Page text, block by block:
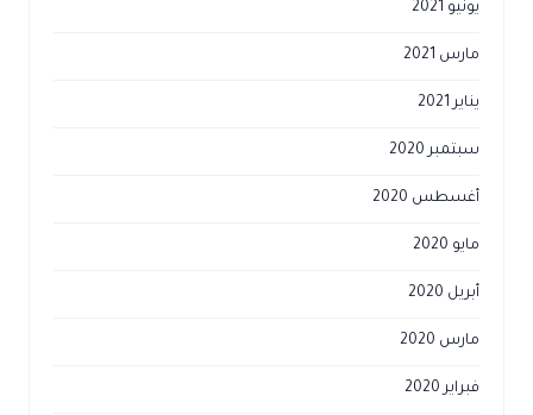
يونيو 2021
مارس 2021
يناير 2021
سبتمبر 2020
أغسطس 2020
مايو 2020
أبريل 2020
مارس 2020
فبراير 2020